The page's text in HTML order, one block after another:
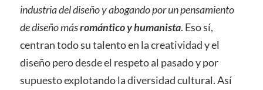
industria del diseño y abogando por un pensamiento
de diseño másromántico y humanista. Eso sí,
centran todo su talento en la creatividad y el
diseño pero desde el respeto al pasado y por
supuesto explotando la diversidad cultural. Así